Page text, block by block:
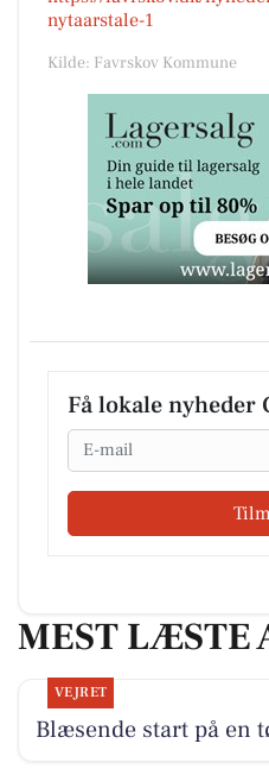
nytaarstale-1
Kilde: Favrskov Kommune
Få lokale nyheder
Email
MEST LÆSTE
VEJRET
Blæsende start på en